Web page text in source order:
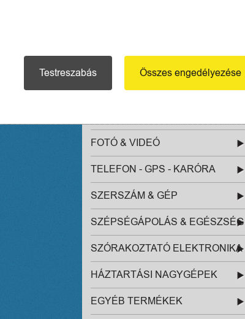
BABA - MAMA (4)
FOTÓ & VIDEÓ
TELEFON - GPS - KARÓRA
SZERSZÁM & GÉP
SZÉPSÉGÁPOLÁS & EGÉSZSÉG
SZÓRAKOZTATÓ ELEKTRONIKA
HÁZTARTÁSI NAGYGÉPEK
EGYÉB TERMÉKEK
Testreszabás Összes engedélyezése